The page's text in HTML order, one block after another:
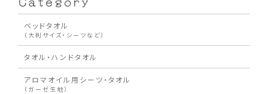
ベッドタオル
（大判サイズ・シーツなど）
タオル・ハンドタオル
アロマオイル用シーツ・タオル
（ガーゼ生地）